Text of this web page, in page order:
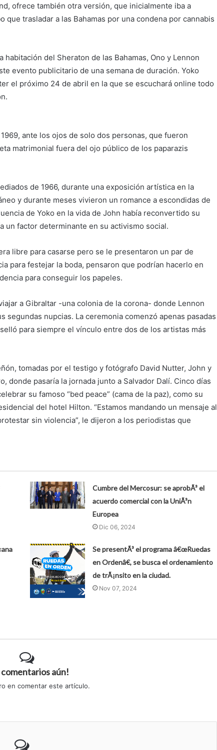
ofrece también otra versión, que inicialmente iba a
trasladar a las Bahamas por una condena por cannabis
del Sheraton de las Bahamas, Ono y Lennon
evento publicitario de una semana de duración. Yoko
el próximo 24 de abril en la que se escuchará online todo
ante los ojos de solo dos personas, que fueron
matrimonial fuera del ojo público de los paparazis
de 1966, durante una exposición artística en la
y durante meses vivieron un romance a escondidas de
de Yoko en la vida de John había reconvertido su
un factor determinante en su activismo social.
libre para casarse pero se le presentaron un par de
para festejar la boda, pensaron que podrían hacerlo en
para conseguir los papeles.
a Gibraltar -una colonia de la corona- donde Lennon
segundas nupcias. La ceremonia comenzó apenas pasadas
para siempre el vínculo entre dos de los artistas más
tomadas por el testigo y fotógrafo David Nutter, John y
donde pasaría la jornada junto a Salvador Dalí. Cinco días
su famoso “bed peace” (cama de la paz), como su
del hotel Hilton. “Estamos mandando un mensaje al
sin violencia”, le dijeron a los periodistas que
Cumbre del Mercosur: se aprobÃ³ el
acuerdo comercial con la UniÃ³n
Europea
Dic 06, 2024
Se presentÃ³ el programa â€œRuedas
en Ordenâ€, se busca el ordenamiento
de trÃ¡nsito en la ciudad.
Nov 07, 2024
comentarios aún!
en comentar este artículo.